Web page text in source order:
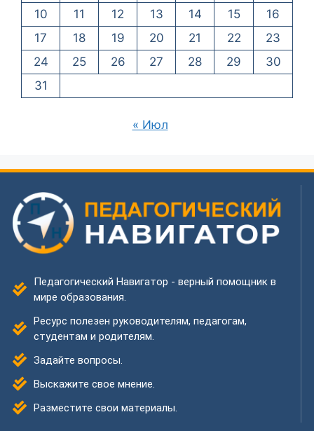
10
11 12 13 14 15
16
17
18 19 20 21 22
23
24
25 26 27 28 29
30
31
« Июл
Педагогический Навигатор - верный помощник в
мире образования.
Ресурс полезен руководителям, педагогам,
студентам и родителям.
Задайте вопросы.
Выскажите свое мнение.
Разместите свои материалы.